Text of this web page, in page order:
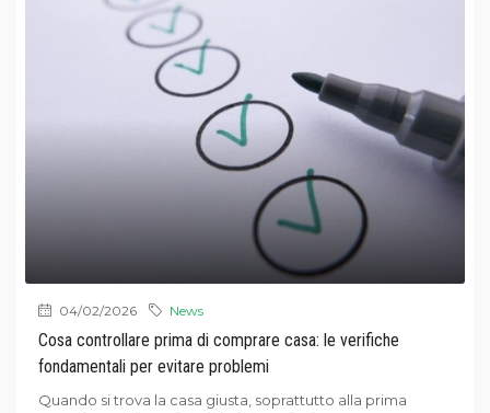
04/02/2026 News
Cosa controllare prima di comprare casa: le verifiche
fondamentali per evitare problemi
Quando si trova la casa giusta, soprattutto alla prima